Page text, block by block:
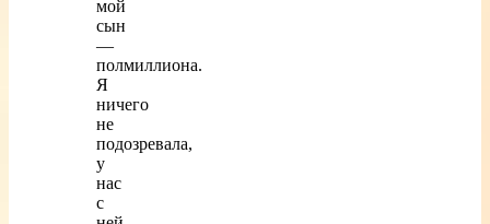
мой
сын
—
полмиллиона.
Я
ничего
не
подозревала,
у
нас
с